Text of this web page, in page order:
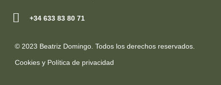
+34 633 83 80 71
© 2023 Beatriz Domingo. Todos los derechos reservados.
Cookies y Política de privacidad